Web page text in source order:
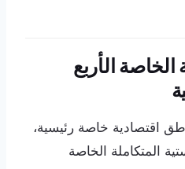
الخاصة الأربع
اقتصادية خاصة رئيسية،
المتكاملة الخاصة